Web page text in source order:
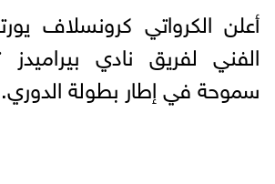
أعلن الكرواتي كرونسلاف
الفني لفريق نادي
سموحة في إطار بطولة الدوري.